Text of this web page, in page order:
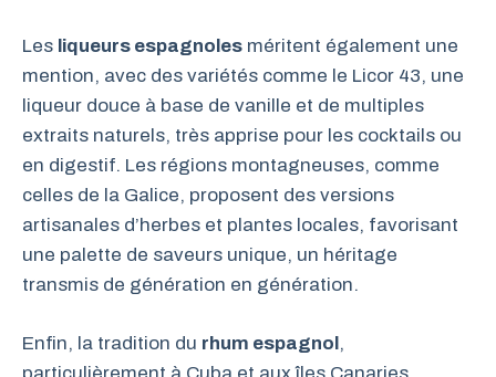
Les liqueurs espagnoles méritent également une
mention, avec des variétés comme le Licor 43, une
liqueur douce à base de vanille et de multiples
extraits naturels, très apprise pour les cocktails ou
en digestif. Les régions montagneuses, comme
celles de la Galice, proposent des versions
artisanales d’herbes et plantes locales, favorisant
une palette de saveurs unique, un héritage
transmis de génération en génération.
Enfin, la tradition du rhum espagnol,
particulièrement à Cuba et aux îles Canaries,